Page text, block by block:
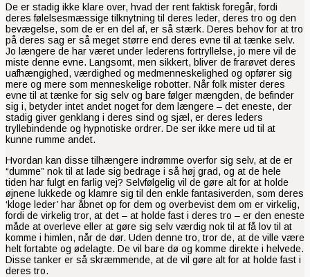
De er stadig ikke klare over, hvad der rent faktisk foregår, fordi
deres følelsesmæssige tilknytning til deres leder, deres tro og den
bevægelse, som de er en del af, er så stærk. Deres behov for at tro
på deres sag er så meget større end deres evne til at tænke selv.
Jo længere de har været under lederens fortryllelse, jo mere vil de
miste denne evne. Langsomt, men sikkert, bliver de frarøvet deres
uafhængighed, værdighed og medmenneskelighed og opfører sig
mere og mere som menneskelige robotter. Når folk mister deres
evne til at tænke for sig selv og bare følger mængden, de befinder
sig i, betyder intet andet noget for dem længere – det eneste, der
stadig giver genklang i deres sind og sjæl, er deres leders
tryllebindende og hypnotiske ordrer. De ser ikke mere ud til at
kunne rumme andet.
Hvordan kan disse tilhængere indrømme overfor sig selv, at de er
“dumme” nok til at lade sig bedrage i så høj grad, og at de hele
tiden har fulgt en farlig vej? Selvfølgelig vil de gøre alt for at holde
øjnene lukkede og klamre sig til den enkle fantasiverden, som deres
‘kloge leder’ har åbnet op for dem og overbevist dem om er virkelig,
fordi de virkelig tror, ​​at det – at holde fast i deres tro – er den eneste
måde at overleve eller at gøre sig selv værdig nok til at få lov til at
komme i himlen, når de dør. Uden denne tro, tror de, at de ville være
helt fortabte og ødelagte. De vil bare dø og komme direkte i helvede.
Disse tanker er så skræmmende, at de vil gøre alt for at holde fast i
deres tro.